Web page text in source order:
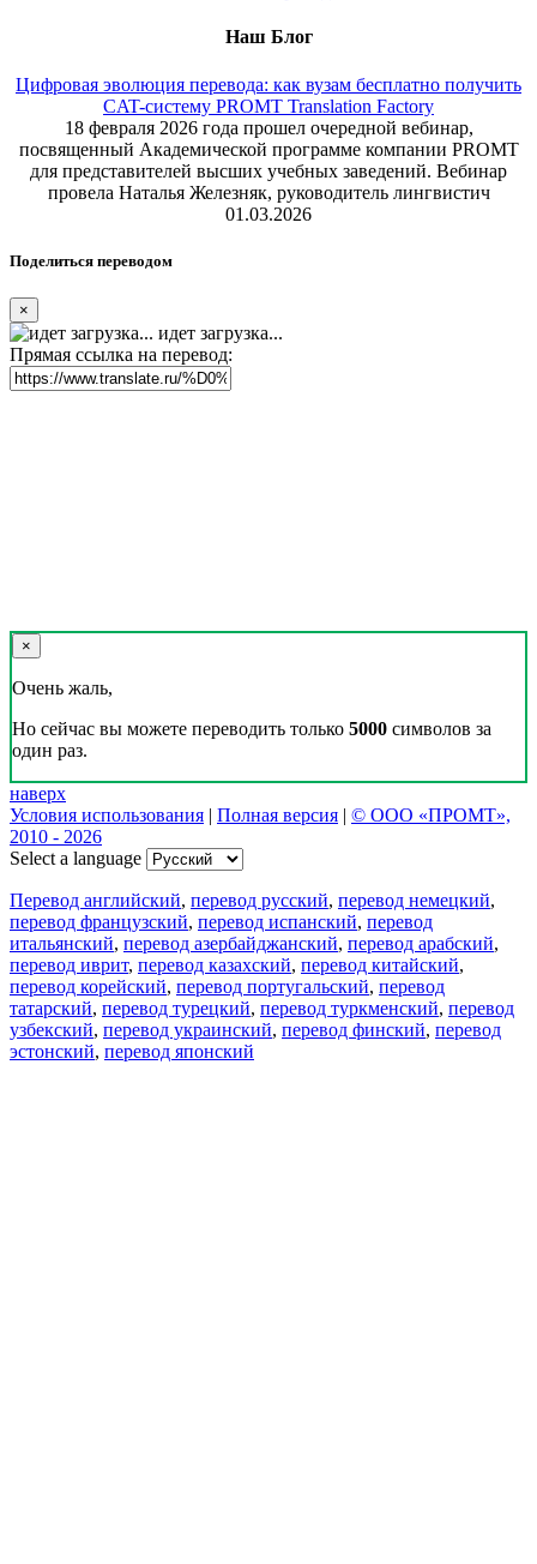
Наш Блог
Цифровая эволюция перевода: как вузам бесплатно получить
CAT-систему PROMT Translation Factory
18 февраля 2026 года прошел очередной вебинар,
посвященный Академической программе компании PROMT
для представителей высших учебных заведений. Вебинар
провела Наталья Железняк, руководитель лингвистич
01.03.2026
Поделиться переводом
×
идет загрузка...
Прямая ссылка на перевод:
×
Очень жаль,
Но сейчас вы можете переводить только 5000 символов за
один раз.
наверх
Условия использования | Полная версия | © ООО «ПРОМТ»,
2010 - 2026
Select a language
Перевод английский, перевод русский, перевод немецкий,
перевод французский, перевод испанский, перевод
итальянский, перевод азербайджанский, перевод арабский,
перевод иврит, перевод казахский, перевод китайский,
перевод корейский, перевод португальский, перевод
татарский, перевод турецкий, перевод туркменский, перевод
узбекский, перевод украинский, перевод финский, перевод
эстонский, перевод японский